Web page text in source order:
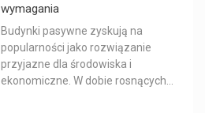
wymagania
Budynki pasywne zyskują na
popularności jako rozwiązanie
przyjazne dla środowiska i
ekonomiczne. W dobie rosnących...